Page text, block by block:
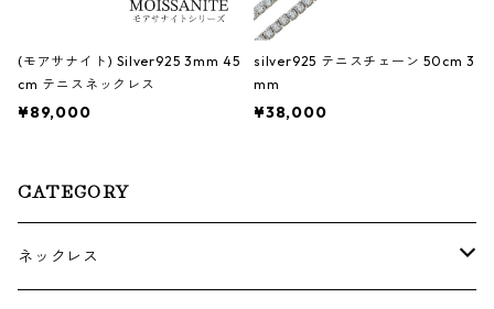
(モアサナイト) Silver925 3mm 45
cm テニスネックレス
¥89,000
silver925 テニスチェーン 50cm 3
mm
¥38,000
CATEGORY
ネックレス